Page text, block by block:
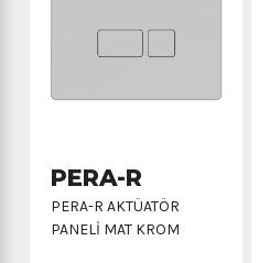
PERA-R
PERA-R AKTÜATÖR
PANELİ MAT KROM